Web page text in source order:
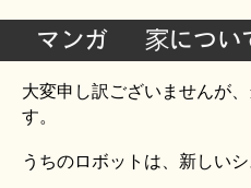
マンガ 家につい
大変申し訳ございませんが
す。
うちのロボットは、新しい